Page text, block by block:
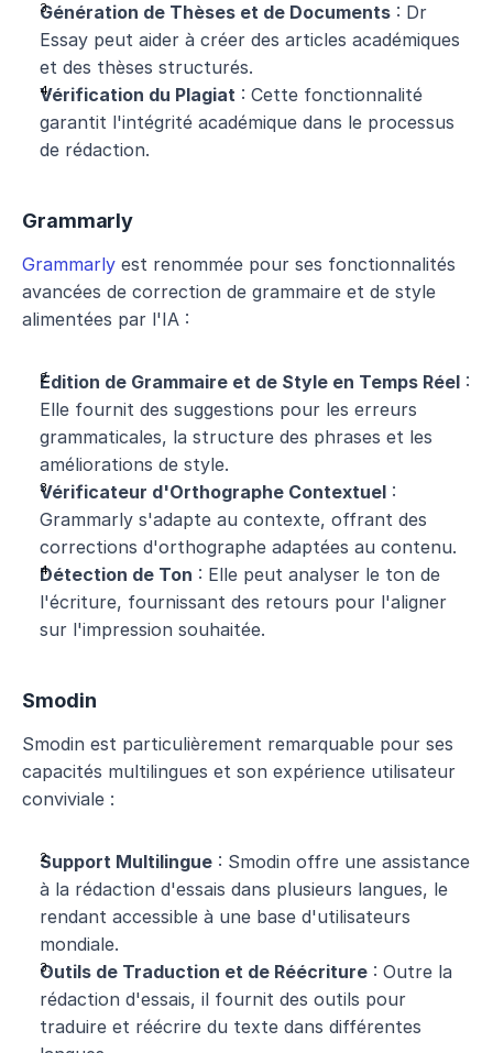
Génération de Thèses et de Documents : Dr
Essay peut aider à créer des articles académiques
et des thèses structurés.
Vérification du Plagiat : Cette fonctionnalité
garantit l'intégrité académique dans le processus
de rédaction.
Grammarly
Grammarly est renommée pour ses fonctionnalités
avancées de correction de grammaire et de style
alimentées par l'IA :
Édition de Grammaire et de Style en Temps Réel :
Elle fournit des suggestions pour les erreurs
grammaticales, la structure des phrases et les
améliorations de style.
Vérificateur d'Orthographe Contextuel :
Grammarly s'adapte au contexte, offrant des
corrections d'orthographe adaptées au contenu.
Détection de Ton : Elle peut analyser le ton de
l'écriture, fournissant des retours pour l'aligner
sur l'impression souhaitée.
Smodin
Smodin est particulièrement remarquable pour ses
capacités multilingues et son expérience utilisateur
conviviale :
Support Multilingue : Smodin offre une assistance
à la rédaction d'essais dans plusieurs langues, le
rendant accessible à une base d'utilisateurs
mondiale.
Outils de Traduction et de Réécriture : Outre la
rédaction d'essais, il fournit des outils pour
traduire et réécrire du texte dans différentes